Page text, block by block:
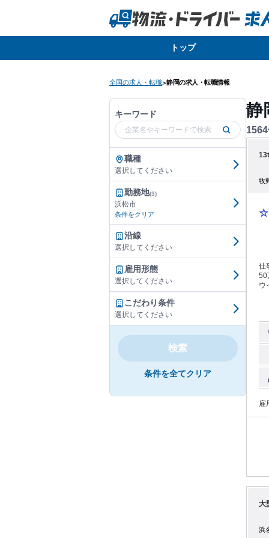
トップ
全国の求人・転職>静岡の求人・転職情報
キーワード
職種
選択してください
勤務地(3)
浜松市
条件をクリア
沿線
選択してください
雇用形態
選択してください
こだわり条件
選択してください
検索
条件を全てクリア
静
1564
牧
☆
仕
50
ウイ
事
あ
い
き
市卸 堺市積
いう
『
知
雇
大
浜